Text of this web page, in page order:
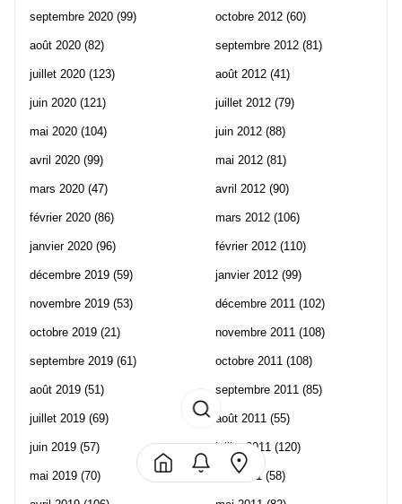
septembre 2020 (99)
août 2020 (82)
juillet 2020 (123)
juin 2020 (121)
mai 2020 (104)
avril 2020 (99)
mars 2020 (47)
février 2020 (86)
janvier 2020 (96)
décembre 2019 (59)
novembre 2019 (53)
octobre 2019 (21)
septembre 2019 (61)
août 2019 (51)
juillet 2019 (69)
juin 2019 (57)
mai 2019 (70)
octobre 2012 (60)
septembre 2012 (81)
août 2012 (41)
juillet 2012 (79)
juin 2012 (88)
mai 2012 (81)
avril 2012 (90)
mars 2012 (106)
février 2012 (110)
janvier 2012 (99)
décembre 2011 (102)
novembre 2011 (108)
octobre 2011 (108)
septembre 2011 (85)
août 2011 (55)
juillet 2011 (120)
juin 2011(58)